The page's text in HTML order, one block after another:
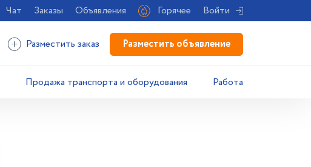
Чат Заказы Объявления Горячее Войти
Разместить заказ Разместить объявление
Продажа транспорта и оборудования Работа